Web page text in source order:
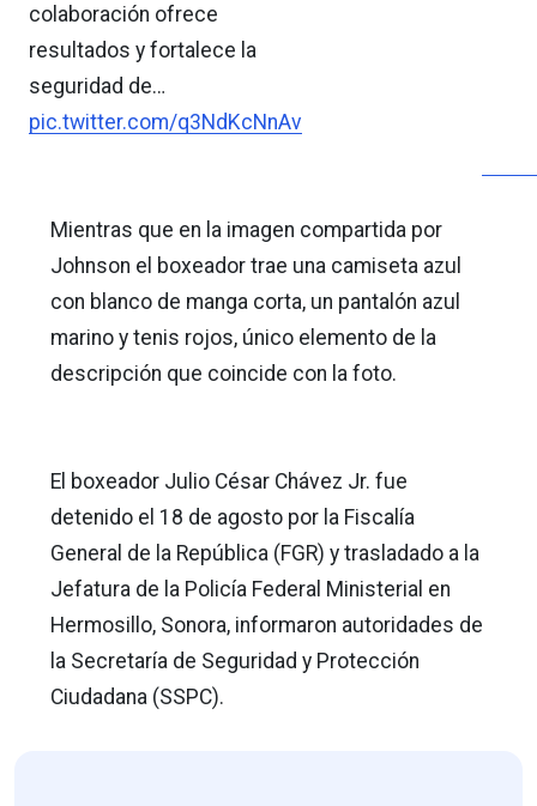
colaboración ofrece
resultados y fortalece la
seguridad de…
pic.twitter.com/q3NdKcNnAv
Mientras que en la imagen compartida por
Johnson el boxeador trae una camiseta azul
con blanco de manga corta, un pantalón azul
marino y tenis rojos, único elemento de la
descripción que coincide con la foto.
El boxeador Julio César Chávez Jr. fue
detenido el 18 de agosto por la Fiscalía
General de la República (FGR) y trasladado a la
Jefatura de la Policía Federal Ministerial en
Hermosillo, Sonora, informaron autoridades de
la Secretaría de Seguridad y Protección
Ciudadana (SSPC).